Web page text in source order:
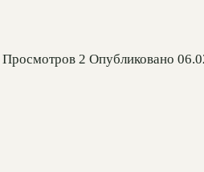
Просмотров 2 Опубликовано